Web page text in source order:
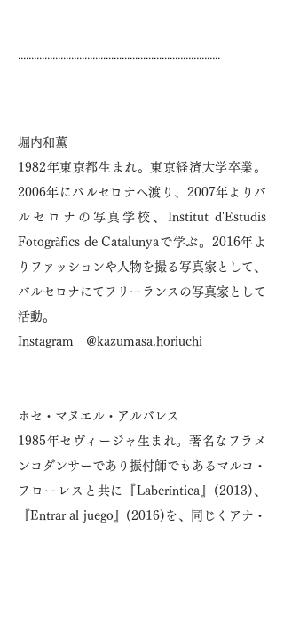
............................................................................
堀内和薫
1982年東京都生まれ。東京経済大学卒業。
2006年にバルセロナへ渡り、2007年よりバ
ルセロナの写真学校、Institut d'Estudis
Fotogràfics de Catalunyaで学ぶ。2016年よ
りファッションや人物を撮る写真家として、
バルセロナにてフリーランスの写真家として
活動。
Instagram @kazumasa.horiuchi
ホセ・マヌエル・アルバレス
1985年セヴィージャ生まれ。著名なフラメ
ンコダンサーであり振付師でもあるマルコ・
フローレスと共に『Laberíntica』(2013)、
『Entrar al juego』(2016)を、同じくアナ・